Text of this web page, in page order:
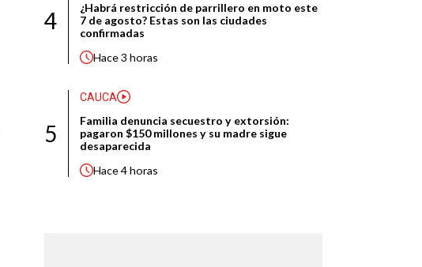
4
¿Habrá restricción de parrillero en moto este
7 de agosto? Estas son las ciudades
confirmadas
Hace3 horas
5
CAUCA
Familia denuncia secuestro y extorsión:
pagaron $150 millones y su madre sigue
desaparecida
Hace4 horas